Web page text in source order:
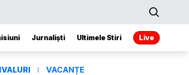
Jurnaliști Ultimele Stiri Live
VACANȚE